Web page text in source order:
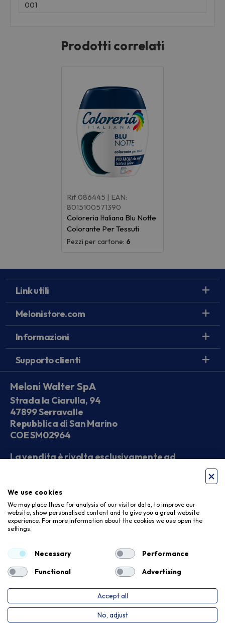
001
Prodotti correlati
Rif:086445 | EAN:
8015100571390
Coloreria Italiana Blu Notte
Colorante Per Tessuti
Pezzi per cartone: 6
Link utili
Melonistore.com
Informazioni
Supporto clienti
Meloni Walter SpA
Strada la Ciarulla, 94
47899 Serravalle
Repubblica di San Marino
COE SM02964
La vendita è rivolta esclusivamente ad
Accettiamo
Seguici sui social
Privacy Policy Cookie Policy
We use cookies
We may place these for analysis of our visitor data, to improve our
website, show personalised content and to give you a great website
experience. For more information about the cookies we use open the
settings.
Necessary
Performance
Functional
Advertising
Accept all
No, adjust